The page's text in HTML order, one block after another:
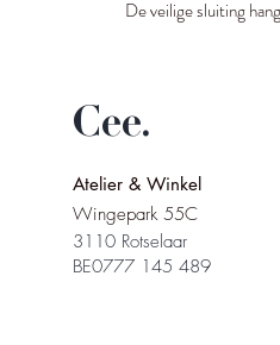
De veilige sluiting
Cee.
Atelier & Winkel
Wingepark 55C
3110 Rotselaar
BE0777 145 489